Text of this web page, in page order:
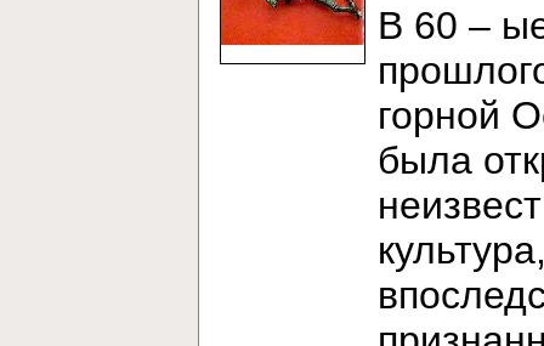
В 60 –
горной
была